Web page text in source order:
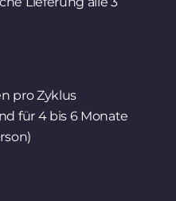
pro Zyklus
für 4 bis 6 Monate